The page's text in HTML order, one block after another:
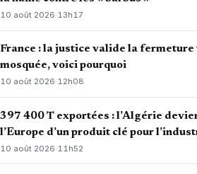
10 août 2026·13h17
France : la justice valide la fermeture
mosquée, voici pourquoi
10 août 2026·12h08
397 400 T exportées : l’Algérie
l’Europe d’un produit clé pour
10 août 2026· 11h52